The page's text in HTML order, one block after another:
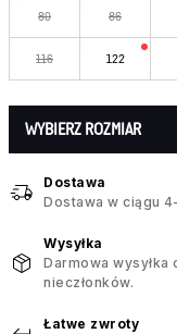
80 86
116 122
WYBIERZ ROZMIAR
Dostawa
Dostawa w ciągu
Wysyłka
Darmowa wysyłka
nieczłonków.
Łatwe zwroty